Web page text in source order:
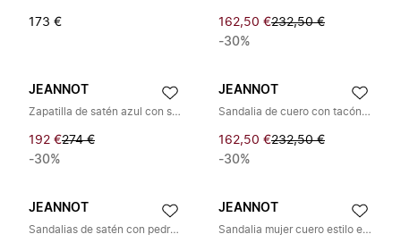
173 € 162,50 €232,50 €
-30%
JEANNOT
Zapatilla de satén azul con strass
192 €274 €
-30%
JEANNOT
Sandalia de cuero con tacón ancho
162,50 €232,50 €
-30%
JEANNOT
Sandalias de satén con pedrería
JEANNOT
Sandalia mujer cuero estilo elegante